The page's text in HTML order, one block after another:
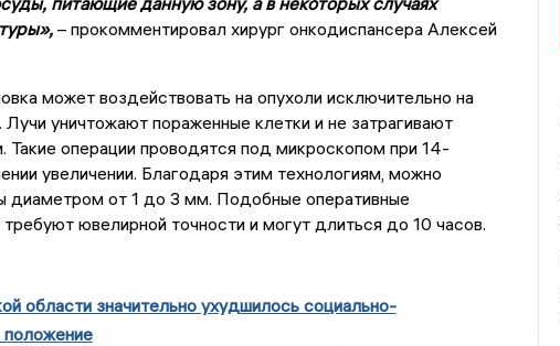
– прокомментировал хирург онкодиспансера Алексей
может воздействовать на опухоли исключительно на
Лучи уничтожают пораженные клетки и не затрагивают
Такие операции проводятся под микроскопом при 14-
увеличении. Благодаря этим технологиям, можно
диаметром от 1 до 3 мм. Подобные оперативные
ювелирной точности и могут длиться до 10 часов.
области значительно ухудшилось социально-